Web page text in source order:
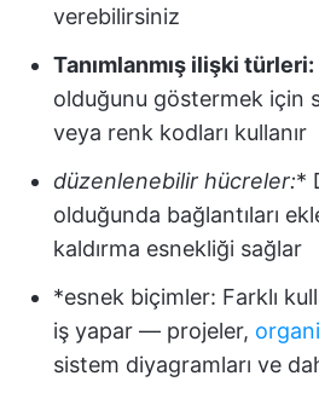
verebilirsiniz
Tanımlanmış ilişki türleri:
olduğunu göstermek için
veya renk kodları kullanır
düzenlenebilir hücreler:*
olduğunda bağlantıları
kaldırma esnekliği sağlar
*esnek biçimler: Farklı
iş yapar — projeler,
sistem diyagramları ve